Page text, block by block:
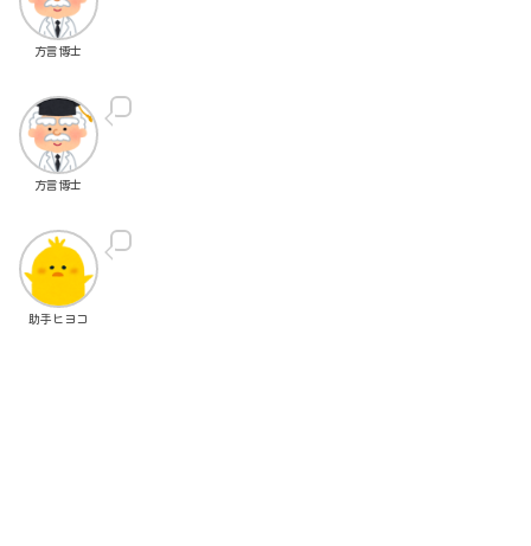
方言博士
方言博士
助手ヒヨコ